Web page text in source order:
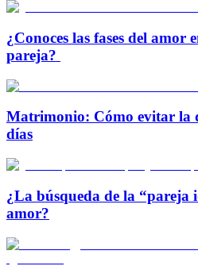
¿Conoces las fases del amor
pareja?
Matrimonio: Cómo evitar la
días
¿La búsqueda de la “pareja
amor?